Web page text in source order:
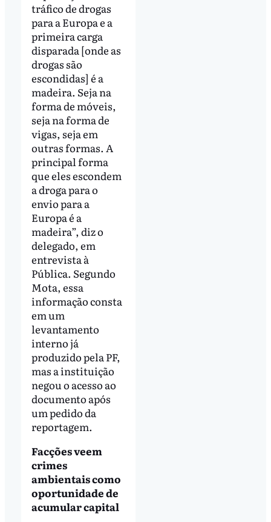
tráfico de drogas
para a Europa e a
primeira carga
disparada [onde as
drogas são
escondidas] é a
madeira. Seja na
forma de móveis,
seja na forma de
vigas, seja em
outras formas. A
principal forma
que eles escondem
a droga para o
envio para a
Europa é a
madeira”, diz o
delegado, em
entrevista à
Pública. Segundo
Mota, essa
informação consta
em um
levantamento
interno já
produzido pela PF,
mas a instituição
negou o acesso ao
documento após
um pedido da
reportagem.
Facções veem
crimes
ambientais como
oportunidade de
acumular capital